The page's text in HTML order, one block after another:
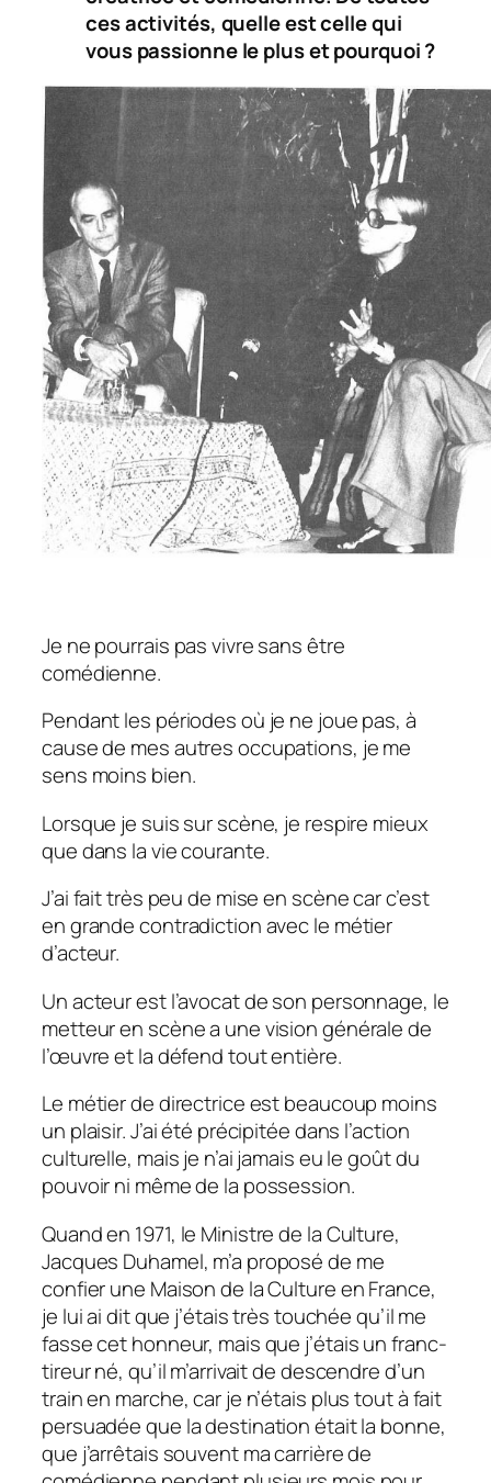
ces activités, quelle est celle qui
vous passionne le plus et pourquoi ?
Je ne pourrais pas vivre sans être
comédienne.
Pendant les périodes où je ne joue pas, à
cause de mes autres occupations, je me
sens moins bien.
Lorsque je suis sur scène, je respire mieux
que dans la vie courante.
J’ai fait très peu de mise en scène car c’est
en grande contradiction avec le métier
d’acteur.
Un acteur est l’avocat de son personnage, le
metteur en scène a une vision générale de
l’œuvre et la défend tout entière.
Le métier de directrice est beaucoup moins
un plaisir. J’ai été précipitée dans l’action
culturelle, mais je n’ai jamais eu le goût du
pouvoir ni même de la possession.
Quand en 1971, le Ministre de la Culture,
Jacques Duhamel, m’a proposé de me
confier une Maison de la Culture en France,
je lui ai dit que j’étais très touchée qu’il me
fasse cet honneur, mais que j’étais un franc-
tireur né, qu’il m’arrivait de descendre d’un
train en marche, car je n’étais plus tout à fait
persuadée que la destination était la bonne,
que j’arrêtais souvent ma carrière de